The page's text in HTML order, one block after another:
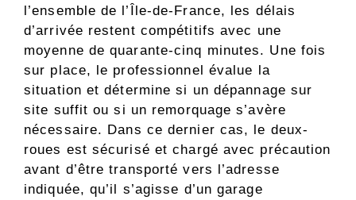
l’ensemble de l’Île-de-France, les délais
d’arrivée restent compétitifs avec une
moyenne de quarante-cinq minutes. Une fois
sur place, le professionnel évalue la
situation et détermine si un dépannage sur
site suffit ou si un remorquage s’avère
nécessaire. Dans ce dernier cas, le deux-
roues est sécurisé et chargé avec précaution
avant d’être transporté vers l’adresse
indiquée, qu’il s’agisse d’un garage